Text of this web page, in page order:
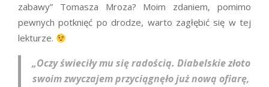
zabawy” Tomasza Mroza? Moim zdaniem, pomimo
pewnych potknięć po drodze, warto zagłębić się w tej
lekturze.
„Oczy świeciły mu się radością. Diabelskie złoto
swoim zwyczajem przyciągnęło już nową ofiarę,